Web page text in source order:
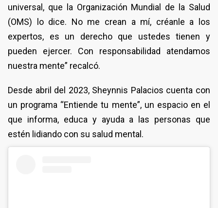
universal, que la Organización Mundial de la Salud
(OMS) lo dice. No me crean a mí, créanle a los
expertos, es un derecho que ustedes tienen y
pueden ejercer. Con responsabilidad atendamos
nuestra mente” recalcó.
Desde abril del 2023, Sheynnis Palacios cuenta con
un programa “Entiende tu mente”, un espacio en el
que informa, educa y ayuda a las personas que
estén lidiando con su salud mental.